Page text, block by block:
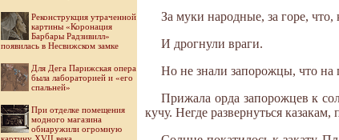
Реконструкция утраченной
картины «Коронация
Барбары Радзивилл»
появилась в Несвижском замке
Для Дега Парижская опера
была лабораторией и «его
спальней»
При отделке помещения
модного магазина
обнаружили огромную
За муки народные, за горе,
И дрогнули враги.
Но не знали запорожцы, что
Прижала орда запорожцев к
кучу. Негде развернуться